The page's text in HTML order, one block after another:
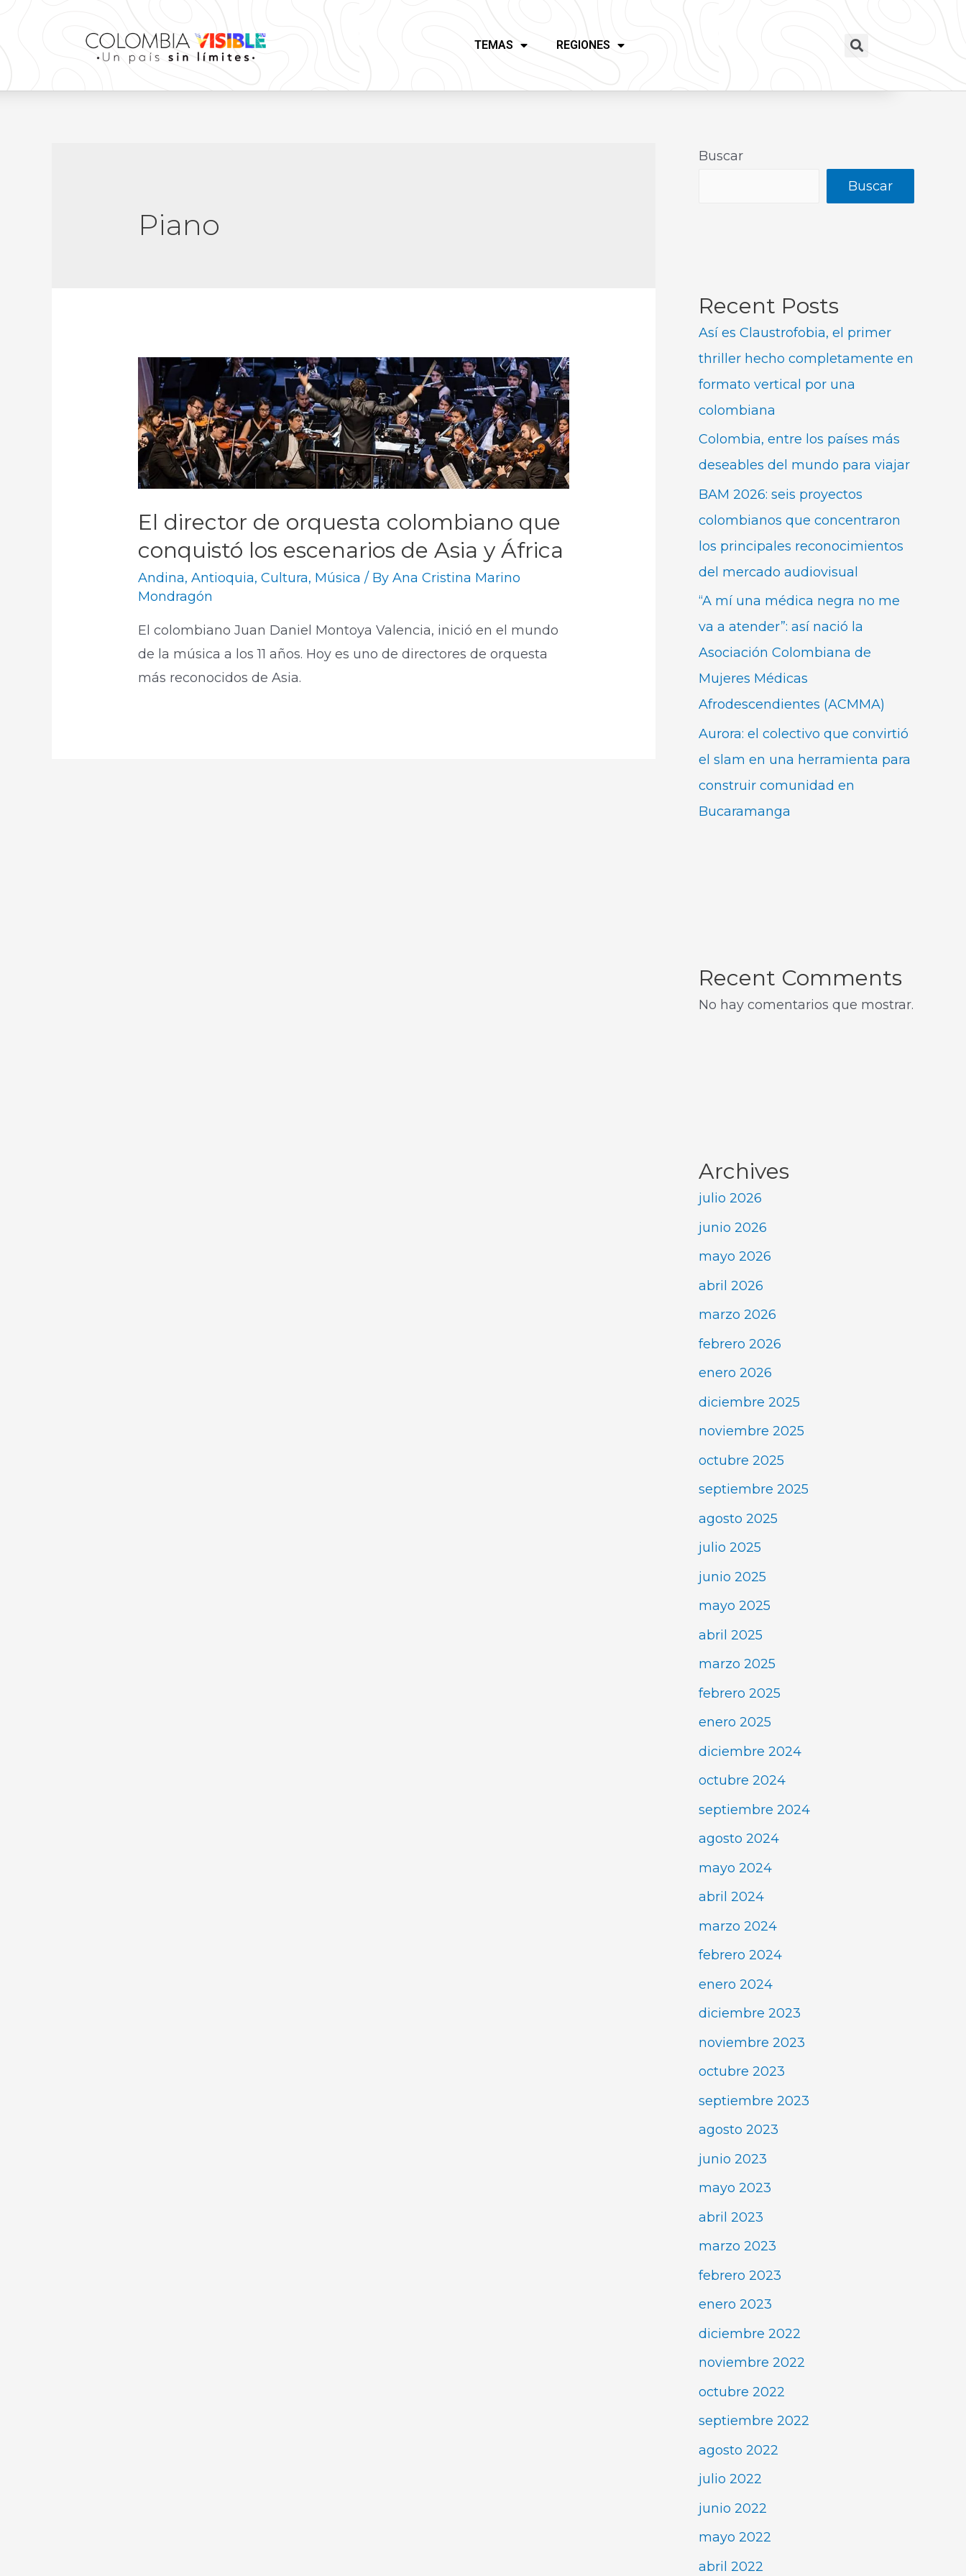
TEMAS REGIONES
Piano
El director de orquesta colombiano que
conquistó los escenarios de Asia y África
Andina,Antioquia,Cultura, Música / ByAna Cristina Marino
Mondragón
El colombiano Juan Daniel Montoya Valencia, inició en el mundo
de la música a los 11 años. Hoy es uno de directores de orquesta
más reconocidos de Asia.
Buscar
Buscar
Recent Posts
Así es Claustrofobia, el primer
thriller hecho completamente en
formato vertical por una
colombiana
Colombia, entre los países más
deseables del mundo para viajar
BAM 2026: seis proyectos
colombianos que concentraron
los principales reconocimientos
del mercado audiovisual
“A mí una médica negra no me
va a atender”: así nació la
Asociación Colombiana de
Mujeres Médicas
Afrodescendientes (ACMMA)
Aurora: el colectivo que convirtió
el slam en una herramienta para
construir comunidad en
Bucaramanga
Recent Comments
No hay comentarios que mostrar.
Archives
julio 2026
junio 2026
mayo 2026
abril 2026
marzo 2026
febrero 2026
enero 2026
diciembre 2025
noviembre 2025
octubre 2025
septiembre 2025
agosto 2025
julio 2025
junio 2025
mayo 2025
abril 2025
marzo 2025
febrero 2025
enero 2025
diciembre 2024
octubre 2024
septiembre 2024
agosto 2024
mayo 2024
abril 2024
marzo 2024
febrero 2024
enero 2024
diciembre 2023
noviembre 2023
octubre 2023
septiembre 2023
agosto 2023
junio 2023
mayo 2023
abril 2023
marzo 2023
febrero 2023
enero 2023
diciembre 2022
noviembre 2022
octubre 2022
septiembre 2022
agosto 2022
julio 2022
junio 2022
mayo 2022
abril 2022